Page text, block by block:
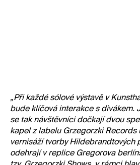
„Při každé sólové výstavě v
bude klíčová interakce s divákem.
se tak návštěvníci dočkají dvou
kapel z labelu Grzegorzki
vernisáží tvorby Hildebrandtových
odehrají v replice Gregorova